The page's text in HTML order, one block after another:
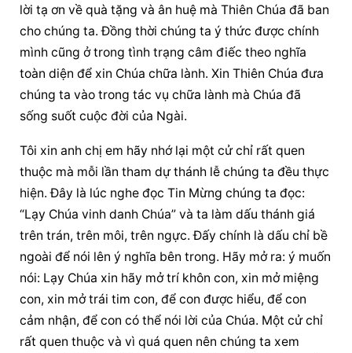
lời tạ ơn về quà tặng và ân huệ mà Thiên Chúa đã ban
cho chúng ta. Đồng thời chúng ta ý thức được chính
mình cũng ở trong tình trạng câm điếc theo nghĩa
toàn diện để xin Chúa chữa lành. Xin Thiên Chúa đưa
chúng ta vào trong tác vụ chữa lành mà Chúa đã
sống suốt cuộc đời của Ngài.
Tôi xin anh chị em hãy nhớ lại một cử chỉ rất quen
thuộc mà mỗi lần tham dự thánh lễ chúng ta đều thực
hiện. Đây là lúc nghe đọc Tin Mừng chúng ta đọc:
“Lạy Chúa vinh danh Chúa” và ta làm dấu thánh giá
trên trán, trên môi, trên ngực. Đấy chính là dấu chỉ bề
ngoài để nói lên ý nghĩa bên trong. Hãy mở ra: ý muốn
nói: Lạy Chúa xin hãy mở trí khôn con, xin mở miệng
con, xin mở trái tim con, để con được hiểu, để con
cảm nhận, để con có thể nói lời của Chúa. Một cử chỉ
rất quen thuộc và vì quá quen nên chúng ta xem